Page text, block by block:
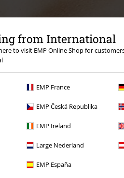
from International
to visit EMP Online Shop for
EMP France
EMP Česká Republika
EMP Ireland
Large Nederland
EMP España